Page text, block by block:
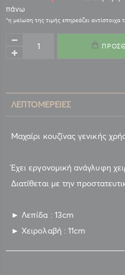
πάνω
ΛΕΠΤΟΜΈΡΕΙΕΣ
Μαχαίρι κουζίνας γενικής
Έχει εργονομική ανάγλυφη
Διατίθεται με την
► Λεπίδα : 13cm
► Χειρολαβή : 11cm